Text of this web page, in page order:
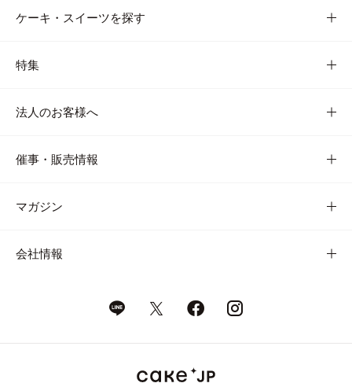
ケーキ・スイーツを探す
特集
法人のお客様へ
催事・販売情報
マガジン
会社情報